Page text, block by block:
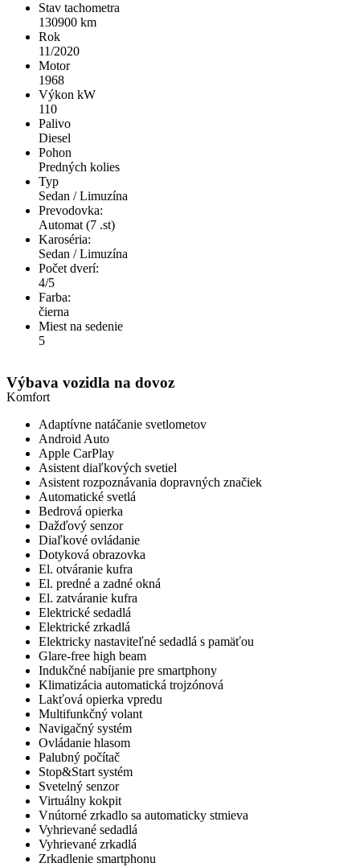
Stav tachometra
130900 km
Rok
11/2020
Motor
1968
Výkon kW
110
Palivo
Diesel
Pohon
Predných kolies
Typ
Sedan / Limuzína
Prevodovka:
Automat (7 .st)
Karoséria:
Sedan / Limuzína
Počet dverí:
4/5
Farba:
čierna
Miest na sedenie
5
Výbava vozidla na dovoz
Komfort
Adaptívne natáčanie svetlometov
Android Auto
Apple CarPlay
Asistent diaľkových svetiel
Asistent rozpoznávania dopravných značiek
Automatické svetlá
Bedrová opierka
Dažďový senzor
Diaľkové ovládanie
Dotyková obrazovka
El. otváranie kufra
El. predné a zadné okná
El. zatváranie kufra
Elektrické sedadlá
Elektrické zrkadlá
Elektricky nastaviteľné sedadlá s pamäťou
Glare-free high beam
Indukčné nabíjanie pre smartphony
Klimatizácia automatická trojzónová
Lakťová opierka vpredu
Multifunkčný volant
Navigačný systém
Ovládanie hlasom
Palubný počítač
Stop&Start systém
Svetelný senzor
Virtuálny kokpit
Vnútorné zrkadlo sa automaticky stmieva
Vyhrievané sedadlá
Vyhrievané zrkadlá
Zrkadlenie smartphonu